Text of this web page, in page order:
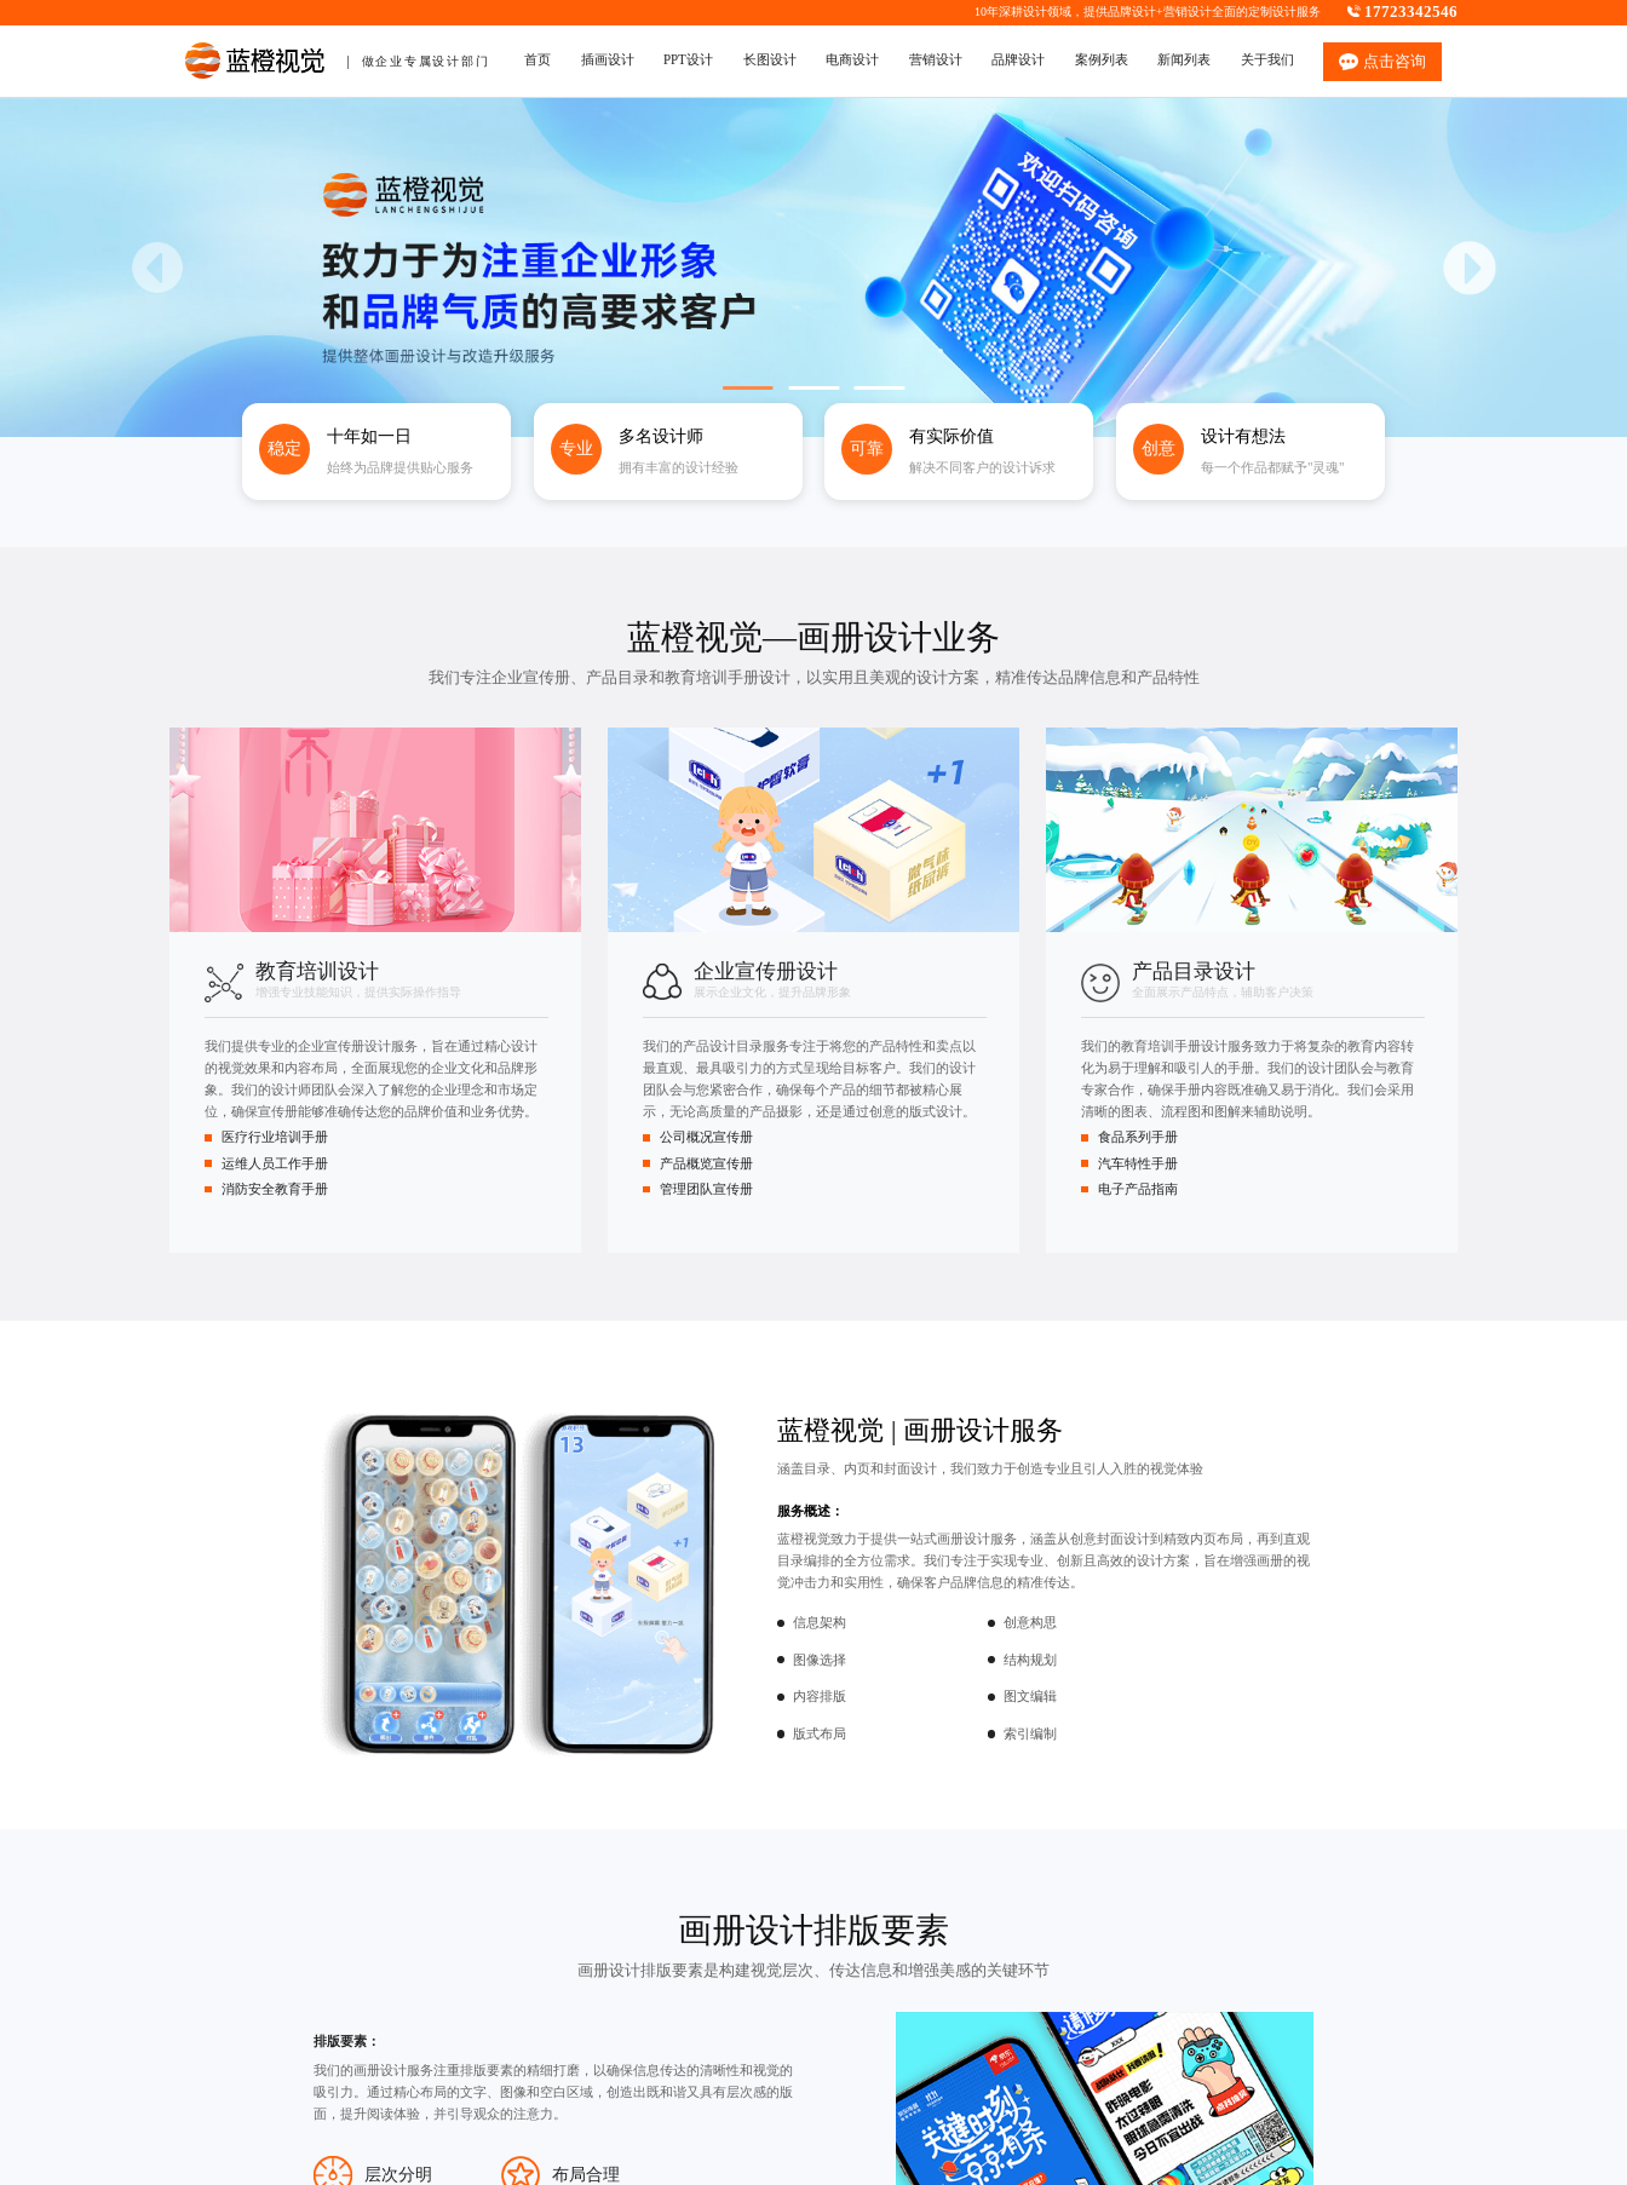
10年深耕设计领域，提供品牌设计+营销设计全面的定制设计服务 17723342546
做企业专属设计部门 首页 插画设计 PPT设计 长图设计 电商设计 营销设计 品牌设计 案例列表 新闻列表 关于我们 点击咨询
稳定
十年如一日
始终为品牌提供贴心服务
专业
多名设计师
拥有丰富的设计经验
可靠
有实际价值
解决不同客户的设计诉求
创意
设计有想法
每一个作品都赋予"灵魂"
蓝橙视觉—画册设计业务
我们专注企业宣传册、产品目录和教育培训手册设计，以实用且美观的设计方案，精准传达品牌信息和产品特性
教育培训设计
增强专业技能知识，提供实际操作指导
我们提供专业的企业宣传册设计服务，旨在通过精心设计
的视觉效果和内容布局，全面展现您的企业文化和品牌形
象。我们的设计师团队会深入了解您的企业理念和市场定
位，确保宣传册能够准确传达您的品牌价值和业务优势。
医疗行业培训手册
运维人员工作手册
消防安全教育手册
企业宣传册设计
展示企业文化，提升品牌形象
我们的产品设计目录服务专注于将您的产品特性和卖点以
最直观、最具吸引力的方式呈现给目标客户。我们的设计
团队会与您紧密合作，确保每个产品的细节都被精心展
示，无论高质量的产品摄影，还是通过创意的版式设计。
公司概况宣传册
产品概览宣传册
管理团队宣传册
产品目录设计
全面展示产品特点，辅助客户决策
我们的教育培训手册设计服务致力于将复杂的教育内容转
化为易于理解和吸引人的手册。我们的设计团队会与教育
专家合作，确保手册内容既准确又易于消化。我们会采用
清晰的图表、流程图和图解来辅助说明。
食品系列手册
汽车特性手册
电子产品指南
蓝橙视觉 | 画册设计服务
涵盖目录、内页和封面设计，我们致力于创造专业且引人入胜的视觉体验
服务概述：
蓝橙视觉致力于提供一站式画册设计服务，涵盖从创意封面设计到精致内页布局，再到直观
目录编排的全方位需求。我们专注于实现专业、创新且高效的设计方案，旨在增强画册的视
觉冲击力和实用性，确保客户品牌信息的精准传达。
信息架构 创意构思
图像选择 结构规划
内容排版 图文编辑
版式布局 索引编制
画册设计排版要素
画册设计排版要素是构建视觉层次、传达信息和增强美感的关键环节
排版要素：
我们的画册设计服务注重排版要素的精细打磨，以确保信息传达的清晰性和视觉的
吸引力。通过精心布局的文字、图像和空白区域，创造出既和谐又具有层次感的版
面，提升阅读体验，并引导观众的注意力。
层次分明 布局合理